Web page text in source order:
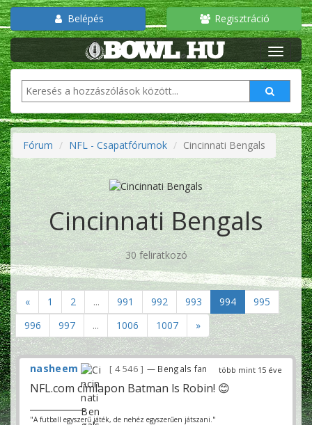
Belépés Regisztráció
Fórum NFL - Csapatfórumok Cincinnati Bengals
Cincinnati Bengals
30 feliratkozó
« 1 2 ... 991 992 993 994
995
996
997 ... 1006 1007 »
több mint 15 éve
nasheem 4 546 — Bengals fan
NFL.com címlapon Batman ls Robin! 😊
"A futball egyszerű játék, de nehéz egyszerűen játszani."